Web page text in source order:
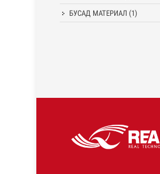
БУСАД МАТЕРИАЛ (1)